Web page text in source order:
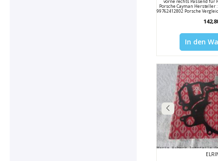
vorne rechts Passend für
Porsche Cayman
99762412802 Porsche
In den